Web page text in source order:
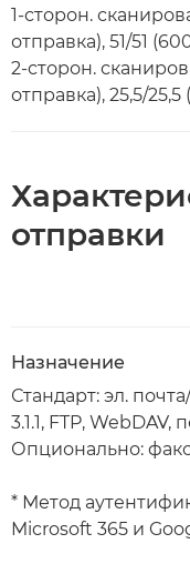
1-сторон.
отправка), 51/51
2-сторон.
отправка), 25,5/
отправки
Назначение
Стандарт: эл.
3.1.1, FTP,
Опционально:
* Метод
Microsoft 365 и